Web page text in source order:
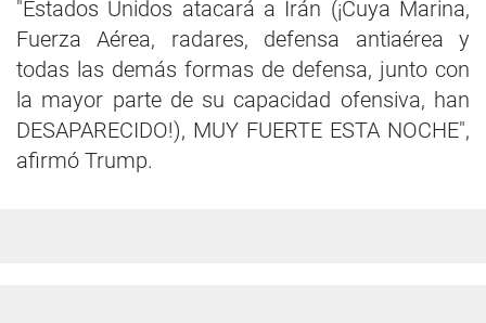
"Estados Unidos atacará a Irán (¡Cuya Marina,
Fuerza Aérea, radares, defensa antiaérea y
todas las demás formas de defensa, junto con
la mayor parte de su capacidad ofensiva, han
DESAPARECIDO!), MUY FUERTE ESTA NOCHE",
afirmó Trump.